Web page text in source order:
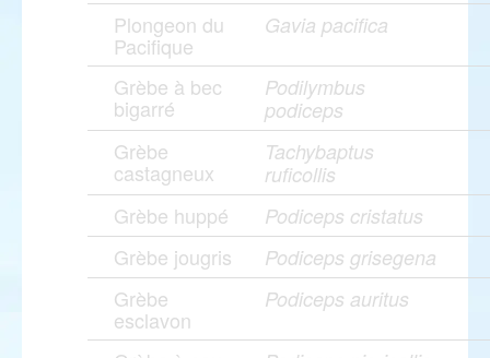
Plongeon du
Pacifique
Gavia pacifica
Grèbe à bec
bigarré
Podilymbus
podiceps
Grèbe
castagneux
Tachybaptus
ruficollis
Grèbe huppé Podiceps cristatus
Grèbe jougris Podiceps grisegena
Grèbe
esclavon
Podiceps auritus